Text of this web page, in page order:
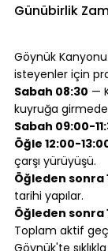
Günübirlik
Göynük
isteyenler için
Sabah 08:30 —
kuyruğa
Sabah 09:00-
Öğle 12:00-
çarşı yürüyüşü.
Öğleden sonra
tarihi yapılar.
Öğleden sonra
Toplam aktif
Göynük'te